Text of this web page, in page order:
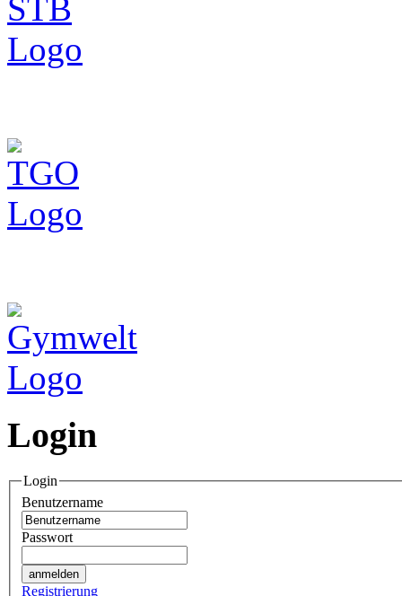
Login
Login
Benutzername
Passwort
Registrierung